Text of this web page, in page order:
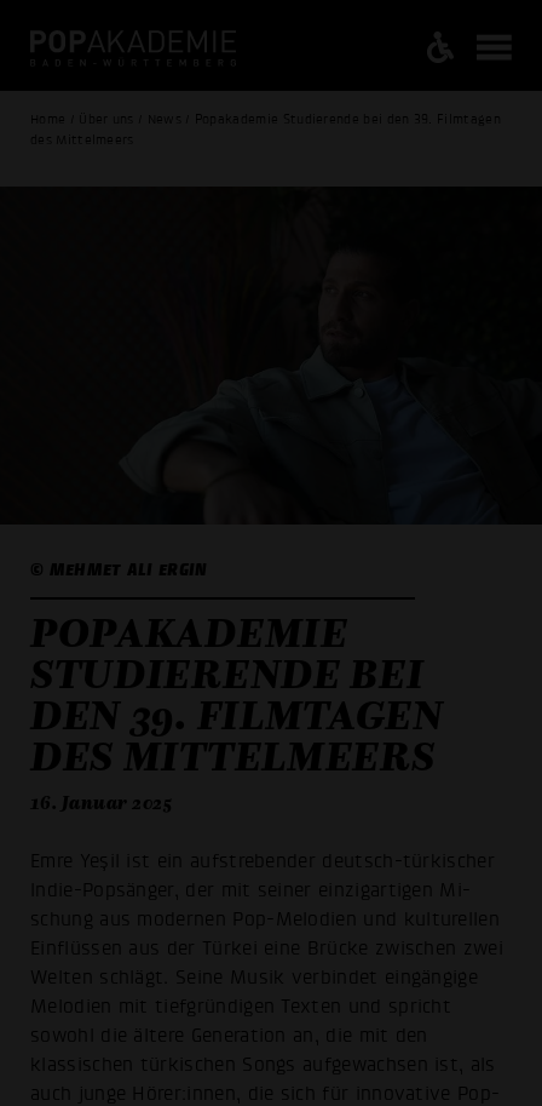
Home / Über uns / News / Popakademie Studierende bei den 39. Filmtagen
des Mittelmeers
© MEHMET ALI ERGIN
POPAKADEMIE
STUDIERENDE BEI
DEN 39. FILMTAGEN
DES MITTELMEERS
16. Januar 2025
Emre Yeşil ist ein aufstrebender deutsch-türkischer
lndie-Popsän­ger, der mit seiner einzigartigen Mi­
schung aus modernen Pop-Melo­dien und kulturellen
Einflüssen aus der Türkei eine Brücke zwischen zwei
Welten schlägt. Seine Musik verbindet eingängige
Melodien mit tiefgründigen Texten und spricht
sowohl die ältere Generation an, die mit den
klassischen türkischen Songs aufgewachsen ist, als
auch junge Hörer:innen, die sich für in­novative Pop-